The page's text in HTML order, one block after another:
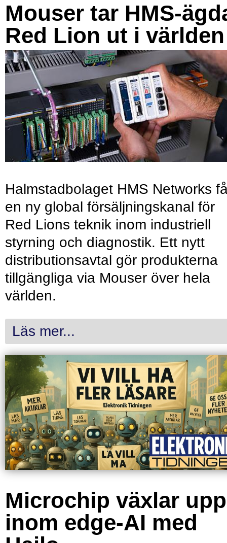
Mouser tar HMS-
Red Lion ut i världen
Halmstadbolaget HMS Networks
en ny global försäljningskanal för
Red Lions teknik inom industriell
styrning och diagnostik. Ett nytt
distributionsavtal gör produkterna
tillgängliga via Mouser över hela
världen.
Läs mer...
Microchip växlar upp
inom edge-AI med